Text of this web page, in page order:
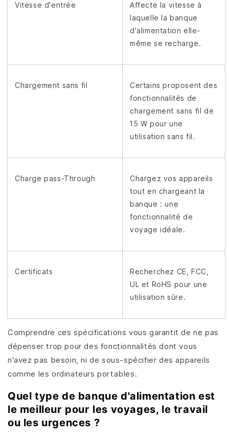
Vitesse d'entrée
Affecte la vitesse à
laquelle la banque
d'alimentation elle-
même se recharge.
Chargement sans fil
Certains proposent des
fonctionnalités de
chargement sans fil de
15 W pour une
utilisation sans fil.
Charge pass-Through
Chargez vos appareils
tout en chargeant la
banque : une
fonctionnalité de
voyage idéale.
Certificats
Recherchez CE, FCC,
UL et RoHS pour une
utilisation sûre.
Comprendre ces spécifications vous garantit de ne pas
dépenser trop pour des fonctionnalités dont vous
n'avez pas besoin, ni de sous-spécifier des appareils
comme les ordinateurs portables.
Quel type de banque d'alimentation est
le meilleur pour les voyages, le travail
ou les urgences ?